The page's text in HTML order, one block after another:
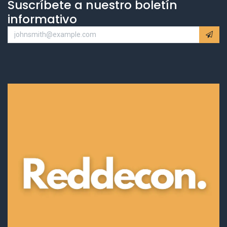
Suscríbete a nuestro boletín
informativo